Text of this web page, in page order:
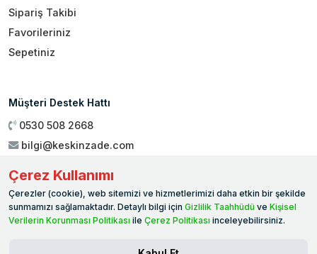
Sipariş Takibi
Favorileriniz
Sepetiniz
Müşteri Destek Hattı
0530 508 2668
bilgi@keskinzade.com
Genel Merkez: Yükseliş Mah. 1461. Sokak No:2/1 19 Mayıs
Ballıca / SAMSUN
Çerez Kullanımı
Çerezler (cookie), web sitemizi ve hizmetlerimizi daha etkin bir şekilde
sunmamızı sağlamaktadır. Detaylı bilgi için Gizlilik Taahhüdü ve Kişisel
Verilerin Korunması Politikası ile Çerez Politikası inceleyebilirsiniz.